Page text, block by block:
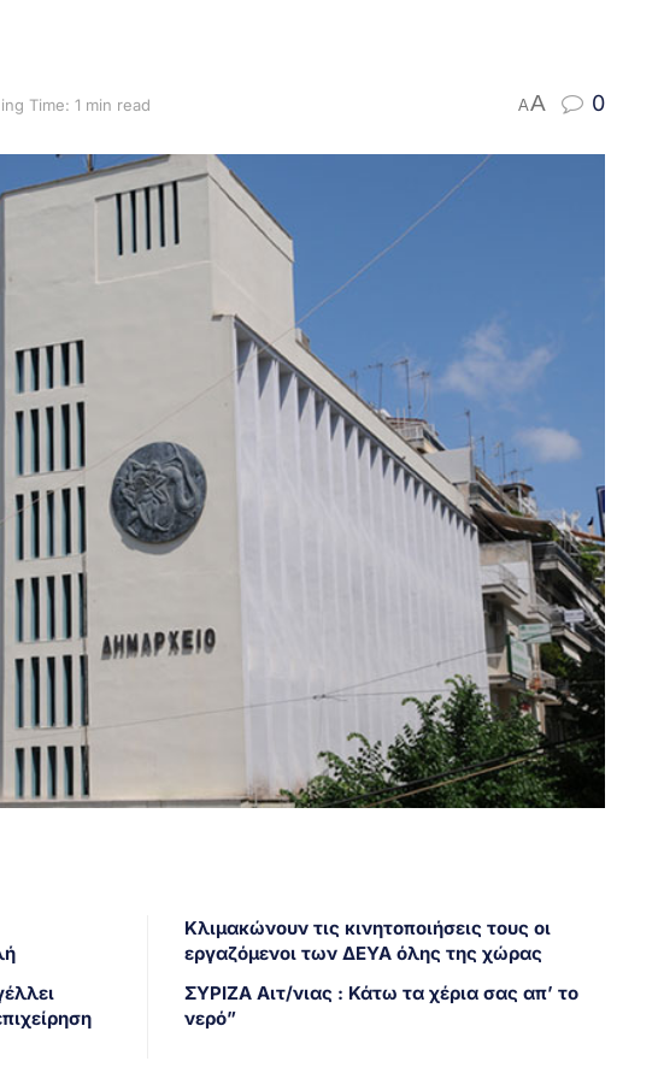
Time: 1 min read AA 0
Κλιμακώνουν τις κινητοποιήσεις τους οι
εργαζόμενοι των ΔΕΥΑ όλης της χώρας
ΣΥΡΙΖΑ Αιτ/νιας : Κάτω τα χέρια σας απ’ το
νερό”